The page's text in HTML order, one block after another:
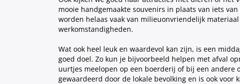
mooie handgemaakte souvenirs in plaats van iets
worden helaas vaak van milieuonvriendelijk
werkomstandigheden.
Wat ook heel leuk en waardevol kan zijn, is een
goed doel. Zo kun je bijvoorbeeld helpen met afval
uurtjes meelopen op een boerderij of bij een
gewaardeerd door de lokale bevolking en is ook voor